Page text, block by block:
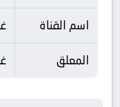
اسم القناة
المعلق